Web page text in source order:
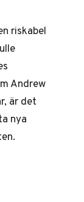
riskabel
Andrew
, är det
nya